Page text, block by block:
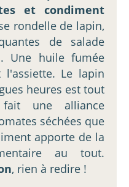
et condiment
rondelle de lapin,
de salade
Une huile fumée
l'assiette. Le lapin
heures est tout
une alliance
séchées que
apporte de la
au tout.
, rien à redire !